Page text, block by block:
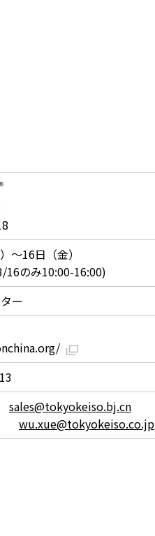
～16日（金）
16のみ10:00-16:00)
ー
sales@tokyokeiso.bj.cn
wu.xue@tokyokeiso.co.jp